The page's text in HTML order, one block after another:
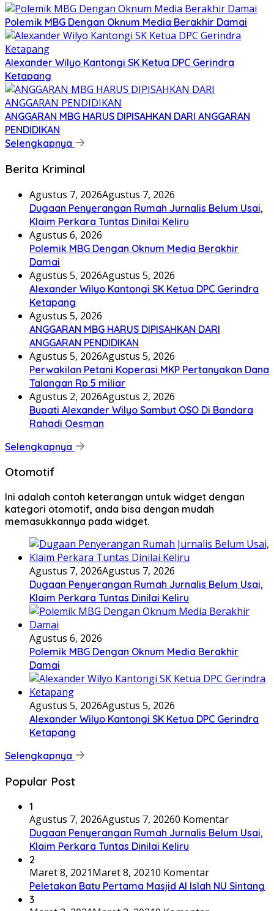
Polemik MBG Dengan Oknum Media Berakhir Damai
Alexander Wilyo Kantongi SK Ketua DPC Gerindra
Ketapang
ANGGARAN MBG HARUS DIPISAHKAN DARI ANGGARAN
PENDIDIKAN
Selengkapnya
Berita Kriminal
Agustus 7, 2026Agustus 7, 2026
Dugaan Penyerangan Rumah Jurnalis Belum Usai,
Klaim Perkara Tuntas Dinilai Keliru
Agustus 6, 2026
Polemik MBG Dengan Oknum Media Berakhir
Damai
Agustus 5, 2026Agustus 5, 2026
Alexander Wilyo Kantongi SK Ketua DPC Gerindra
Ketapang
Agustus 5, 2026
ANGGARAN MBG HARUS DIPISAHKAN DARI
ANGGARAN PENDIDIKAN
Agustus 5, 2026Agustus 5, 2026
Perwakilan Petani Koperasi MKP Pertanyakan Dana
Talangan Rp.5 miliar
Agustus 2, 2026Agustus 2, 2026
Bupati Alexander Wilyo Sambut OSO Di Bandara
Rahadi Oesman
Selengkapnya
Otomotif
Ini adalah contoh keterangan untuk widget dengan
kategori otomotif, anda bisa dengan mudah
memasukkannya pada widget.
Agustus 7, 2026Agustus 7, 2026
Dugaan Penyerangan Rumah Jurnalis Belum Usai,
Klaim Perkara Tuntas Dinilai Keliru
Agustus 6, 2026
Polemik MBG Dengan Oknum Media Berakhir
Damai
Agustus 5, 2026Agustus 5, 2026
Alexander Wilyo Kantongi SK Ketua DPC Gerindra
Ketapang
Selengkapnya
Popular Post
1
Agustus 7, 2026Agustus 7, 20260 Komentar
Dugaan Penyerangan Rumah Jurnalis Belum Usai,
Klaim Perkara Tuntas Dinilai Keliru
2
Maret 8, 2021Maret 8, 20210 Komentar
Peletakan Batu Pertama Masjid Al Islah NU Sintang
3